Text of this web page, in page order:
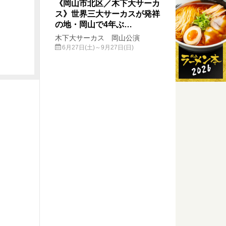
《岡山市北区／木下大サーカ
ス》世界三大サーカスが発祥
の地・岡山で4年ぶ…
木下大サーカス 岡山公演
6月27日(土)～9月27日(日)